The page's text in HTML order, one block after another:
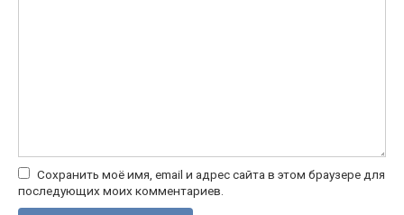
Сохранить моё имя, email и адрес сайта в этом браузере для
последующих моих комментариев.